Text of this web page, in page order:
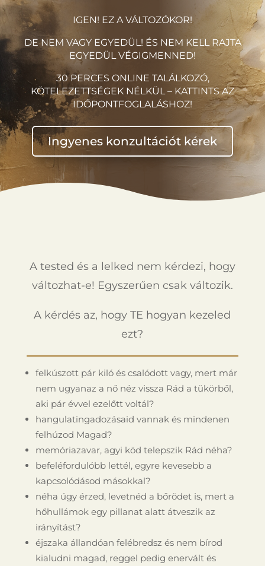
IGEN! EZ A VÁLTOZÓKOR!
DE NEM VAGY EGYEDÜL! ÉS NEM KELL RAJTA
EGYEDÜL VÉGIGMENNED!
30 PERCES ONLINE TALÁLKOZÓ,
KÖTELEZETTSÉGEK NÉLKÜL – KATTINTS AZ
IDŐPONTFOGLALÁSHOZ!
Ingyenes konzultációt kérek
A tested és a lelked nem kérdezi, hogy
változhat-e! Egyszerűen csak változik.
A kérdés az, hogy TE hogyan kezeled
ezt?
felkúszott pár kiló és csalódott vagy, mert már
nem ugyanaz a nő néz vissza Rád a tükörből,
aki pár évvel ezelőtt voltál?
hangulatingadozásaid vannak és mindenen
felhúzod Magad?
memóriazavar, agyi köd telepszik Rád néha?
befeléfordulóbb lettél, egyre kevesebb a
kapcsolódásod másokkal?
néha úgy érzed, levetnéd a bőrödet is, mert a
hőhullámok egy pillanat alatt átveszik az
irányítást?
éjszaka állandóan felébredsz és nem bírod
kialudni magad, reggel pedig enervált és